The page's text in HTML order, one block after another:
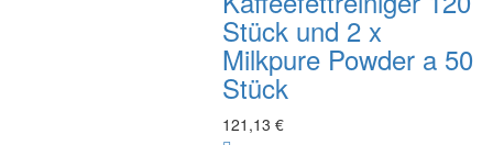
Stück und 2 x
Milkpure Powder a 50
Stück
121,13 €